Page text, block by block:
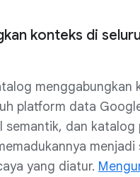
konteks di
menggabungkan
platform data
semantik, dan katalog
menjadi
yang diatur.